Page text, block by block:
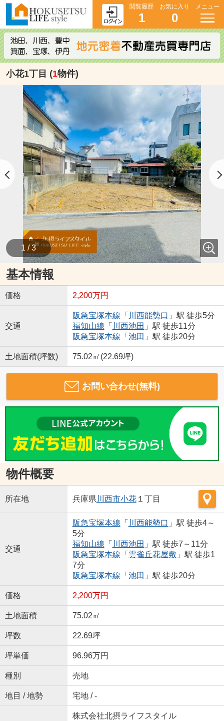
閲覧履歴
1
お気に入り
0
メニュー
小花1丁目 (1物件)
1 / 3
基本情報
価格 2,200万円
交通
阪急宝塚本線 「 川西能勢口 」駅 徒歩5分
福知山線 「 川西池田 」駅 徒歩11分
阪急宝塚本線 「 池田 」駅 徒歩20分
土地面積(坪数) 75.02㎡(22.69坪)
お問い合わせ(無料)
物件概要
所在地 兵庫県 川西市小花１丁目
交通
阪急宝塚本線 「 川西能勢口 」駅 徒歩4～
5分
福知山線 「 川西池田 」駅 徒歩7～11分
阪急宝塚本線 「 雲雀丘花屋敷 」駅 徒歩1
7分
阪急宝塚本線 「 池田 」駅 徒歩20分
価格 2,200万円
土地面積 75.02㎡
坪数 22.69坪
坪単価 96.96万円
種別 売地
地目 / 地勢 宅地 / -
株式会社北摂ライフスタイル